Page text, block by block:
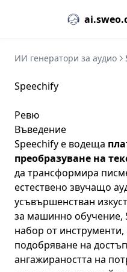
ИИ генератори за аудио
Speechify
Ревю
Въведение
Speechifyе водеща
преобразуване на
да трансформира
естествено звучащо
усъвършенстван
за машинно обучение,
набор от
подобряване на
ангажираността на